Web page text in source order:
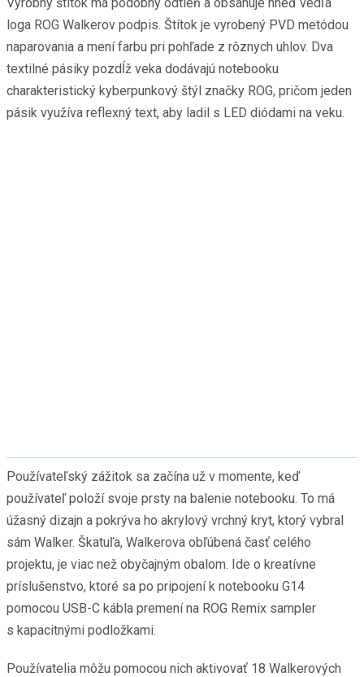
loga ROG Walkerov podpis. Štítok je vyrobený PVD metódou
naparovania a mení farbu pri pohľade z rôznych uhlov. Dva
textilné pásiky pozdĺž veka dodávajú notebooku
charakteristický kyberpunkový štýl značky ROG, pričom jeden
pásik využíva reflexný text, aby ladil s LED diódami na veku.
Používateľský zážitok sa začína už v momente, keď
používateľ položí svoje prsty na balenie notebooku. To má
úžasný dizajn a pokrýva ho akrylový vrchný kryt, ktorý vybral
sám Walker. Škatuľa, Walkerova obľúbená časť celého
projektu, je viac než obyčajným obalom. Ide o kreatívne
príslušenstvo, ktoré sa po pripojení k notebooku G14
pomocou USB-C kábla premení na ROG Remix sampler
s kapacitnými podložkami.
Používatelia môžu pomocou nich aktivovať 18 Walkerových